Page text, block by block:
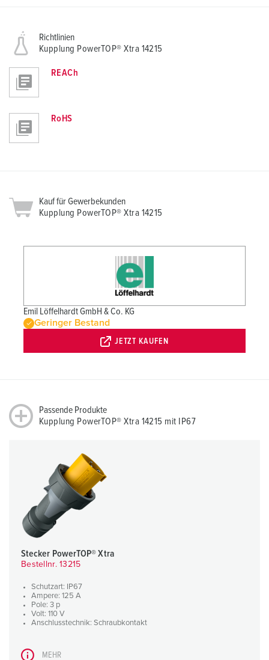
Richtlinien
Kupplung PowerTOP® Xtra 14215
REACh
RoHS
Kauf für Gewerbekunden
Kupplung PowerTOP® Xtra 14215
Emil Löffelhardt GmbH & Co. KG
Geringer Bestand
JETZT KAUFEN
Passende Produkte
Kupplung PowerTOP® Xtra 14215 mit IP67
Stecker PowerTOP® Xtra
Bestellnr. 13215
Schutzart: IP67
Ampere: 125 A
Pole: 3 p
Volt: 110 V
Anschlusstechnik: Schraubkontakt
MEHR